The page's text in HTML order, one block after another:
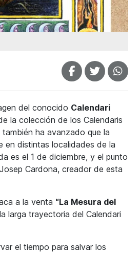
del conocido Calendari
la colección de los Calendaris
ha avanzado que la
en distintas localidades de la
es el 1 de diciembre, y el punto
Cardona, creador de esta
a la venta “La Mesura del
larga trayectoria del Calendari
el tiempo para salvar los